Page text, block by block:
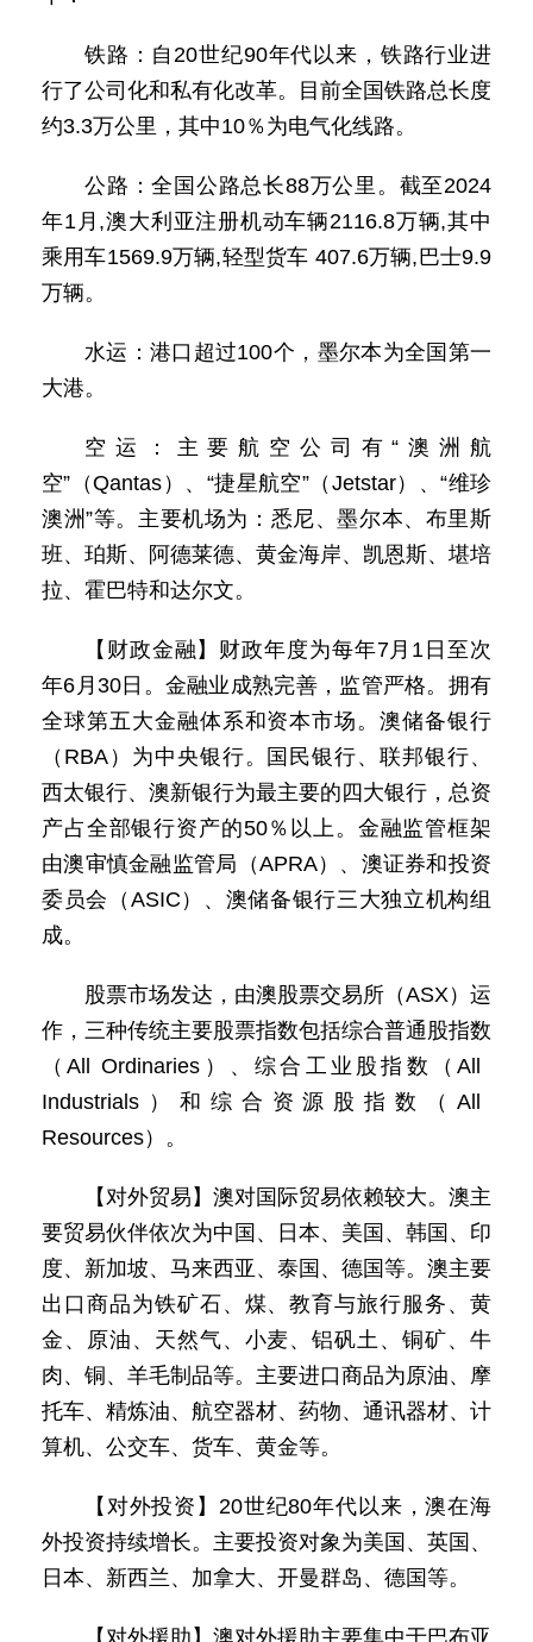
铁路：自20世纪90年代以来，铁路行业进
行了公司化和私有化改革。目前全国铁路总长度
约3.3万公里，其中10％为电气化线路。
公路：全国公路总长88万公里。截至2024
年1月,澳大利亚注册机动车辆2116.8万辆,其中
乘用车1569.9万辆,轻型货车 407.6万辆,巴士9.9
万辆。
水运：港口超过100个，墨尔本为全国第一
大港。
空运：主要航空公司有“澳洲航
空”（Qantas）、“捷星航空”（Jetstar）、“维珍
澳洲”等。主要机场为：悉尼、墨尔本、布里斯
班、珀斯、阿德莱德、黄金海岸、凯恩斯、堪培
拉、霍巴特和达尔文。
【财政金融】财政年度为每年7月1日至次
年6月30日。金融业成熟完善，监管严格。拥有
全球第五大金融体系和资本市场。澳储备银行
（RBA）为中央银行。国民银行、联邦银行、
西太银行、澳新银行为最主要的四大银行，总资
产占全部银行资产的50％以上。金融监管框架
由澳审慎金融监管局（APRA）、澳证券和投资
委员会（ASIC）、澳储备银行三大独立机构组
成。
股票市场发达，由澳股票交易所（ASX）运
作，三种传统主要股票指数包括综合普通股指数
（All Ordinaries）、综合工业股指数（All
Industrials）和综合资源股指数（All
Resources）。
【对外贸易】澳对国际贸易依赖较大。澳主
要贸易伙伴依次为中国、日本、美国、韩国、印
度、新加坡、马来西亚、泰国、德国等。澳主要
出口商品为铁矿石、煤、教育与旅行服务、黄
金、原油、天然气、小麦、铝矾土、铜矿、牛
肉、铜、羊毛制品等。主要进口商品为原油、摩
托车、精炼油、航空器材、药物、通讯器材、计
算机、公交车、货车、黄金等。
【对外投资】20世纪80年代以来，澳在海
外投资持续增长。主要投资对象为美国、英国、
日本、新西兰、加拿大、开曼群岛、德国等。
【对外援助】澳对外援助主要集中于巴布亚